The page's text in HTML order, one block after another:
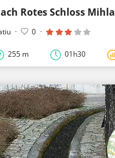
Rotes Schloss Mihla
· 0 ·
255 m 01h30